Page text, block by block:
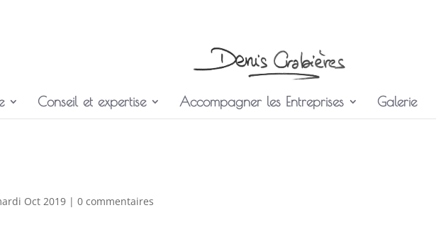
Conseil et expertise Accompagner les Entreprises Galerie
Oct 2019 |0 commentaires